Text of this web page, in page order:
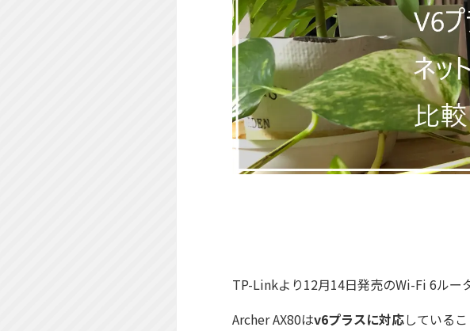
TP-Linkより12月14日発売のWi-Fi 6ルー
Archer AX80はv6プラスに対応している